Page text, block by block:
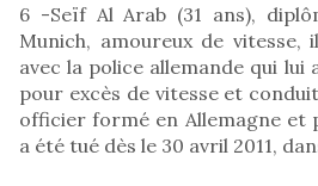
6 -Seïf Al Arab (31 ans),
Munich, amoureux de
avec la police allemande qui lui
pour excès de vitesse et
officier formé en Allemagne et
a été tué dès le 30 avril 2011,